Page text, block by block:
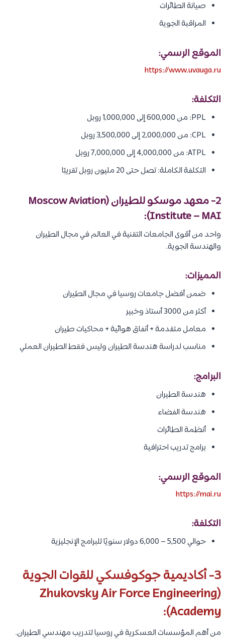
صيانة الطائرات
المراقبة الجوية
الموقع الرسمي:
https://www.uvauga.ru
التكلفة:
PPL: من 600,000 إلى 1,000,000 روبل
CPL: من 2,000,000 إلى 3,500,000 روبل
ATPL: من 4,000,000 إلى 7,000,000 روبل
التكلفة الكاملة: تصل حتى 20 مليون روبل تقريبًا
2- معهد موسكو للطيران (Moscow Aviation
Institute – MAI):
واحد من أقوى الجامعات التقنية في العالم في مجال الطيران
والهندسة الجوية.
المميزات:
ضمن أفضل جامعات روسيا في مجال الطيران
أكثر من 3000 أستاذ وخبير
معامل متقدمة + أنفاق هوائية + محاكيات طيران
مناسب لدراسة هندسة الطيران وليس فقط الطيران العملي
البرامج:
هندسة الطيران
هندسة الفضاء
أنظمة الطائرات
برامج تدريب احترافية
الموقع الرسمي:
https://mai.ru
التكلفة:
حوالي 5,500 – 6,000 دولار سنويًا للبرامج الإنجليزية
3- أكاديمية جوكوفسكي للقوات الجوية
(Zhukovsky Air Force Engineering
Academy):
من أهم المؤسسات العسكرية في روسيا لتدريب مهندسي الطيران.